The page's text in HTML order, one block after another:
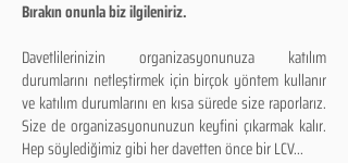
Bırakın onunla biz ilgileniriz.
Davetlilerinizin organizasyonunuza katılım
durumlarını netleştirmek için birçok yöntem kullanır
ve katılım durumlarını en kısa sürede size raporlarız.
Size de organizasyonunuzun keyfini çıkarmak kalır.
Hep söylediğimiz gibi her davetten önce bir LCV...